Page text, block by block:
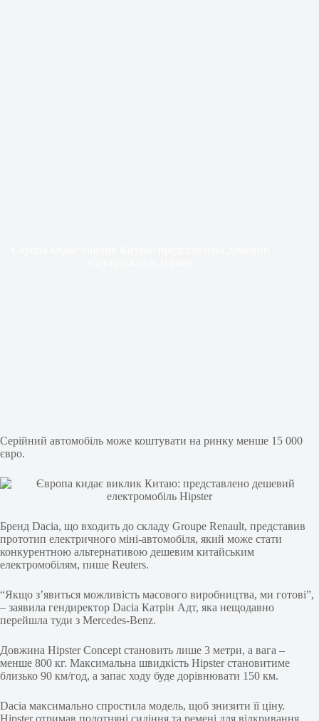
Серійний автомобіль може коштувати на ринку менше 15 000
євро.
Бренд Dacia, що входить до складу Groupe Renault, представив
прототип електричного міні-автомобіля, який може стати
конкурентною альтернативою дешевим китайським
електромобілям, пише Reuters.
“‎Якщо з’явиться можливість масового виробництва, ми готові”‎,
– заявила гендиректор Dacia Катрін Адт, яка нещодавно
перейшла туди з Mercedes-Benz.
Довжина Hipster Concept становить лише 3 метри, а вага –
менше 800 кг. Максимальна швидкість Hipster становитиме
близько 90 км/год, а запас ходу буде дорівнювати 150 км.
Dacia максимально спростила модель, щоб знизити її ціну.
Hipster отримав полотняні сидіння та ремені для відкривання